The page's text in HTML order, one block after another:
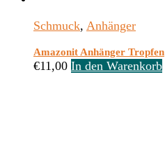
Schmuck, Anhänger
Amazonit Anhänger Tropfen
€11,00 In den Warenkorb